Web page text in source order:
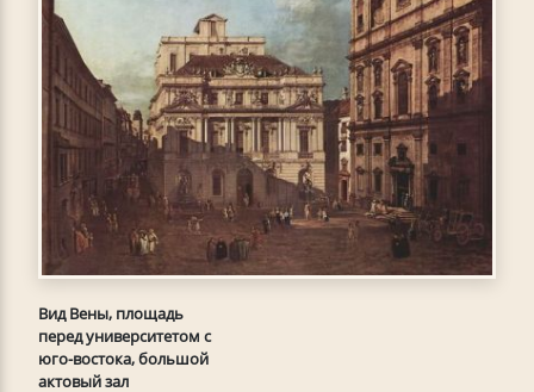
Вид Вены, площадь
перед университетом с
юго-востока, большой
актовый зал